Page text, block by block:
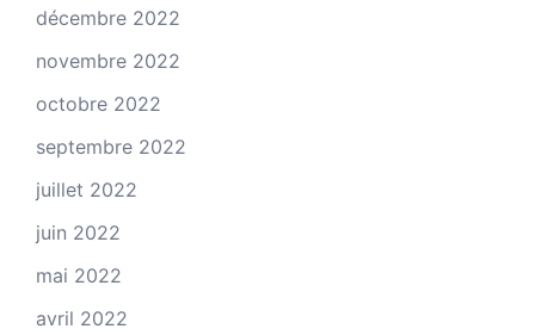
décembre 2022
novembre 2022
octobre 2022
septembre 2022
juillet 2022
juin 2022
mai 2022
avril 2022